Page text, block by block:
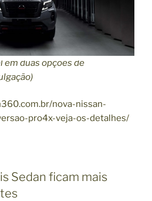
em duas opções de
nova-nissan-
pro4x-veja-os-detalhes/
Sedan ficam mais